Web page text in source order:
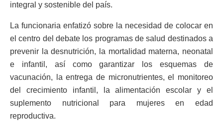
integral y sostenible del país.
La funcionaria enfatizó sobre la necesidad de colocar en
el centro del debate los programas de salud destinados a
prevenir la desnutrición, la mortalidad materna, neonatal
e infantil, así como garantizar los esquemas de
vacunación, la entrega de micronutrientes, el monitoreo
del crecimiento infantil, la alimentación escolar y el
suplemento nutricional para mujeres en edad
reproductiva.